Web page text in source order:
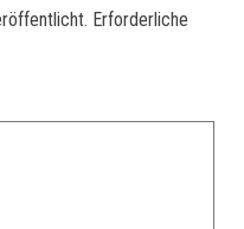
Erforderliche